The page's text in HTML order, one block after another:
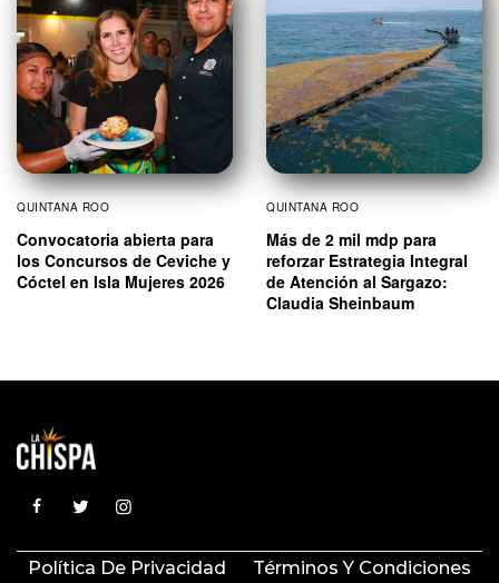
QUINTANA ROO
Convocatoria abierta para
los Concursos de Ceviche y
Cóctel en Isla Mujeres 2026
QUINTANA ROO
Más de 2 mil mdp para
reforzar Estrategia Integral
de Atención al Sargazo:
Claudia Sheinbaum
Política De Privacidad Términos Y Condiciones